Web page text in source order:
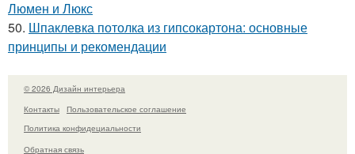
Люмен и Люкс
50. Шпаклевка потолка из гипсокартона: основные
принципы и рекомендации
© 2026 Дизайн интерьера
Контакты
Пользовательское соглашение
Политика конфидециальности
Обратная связь